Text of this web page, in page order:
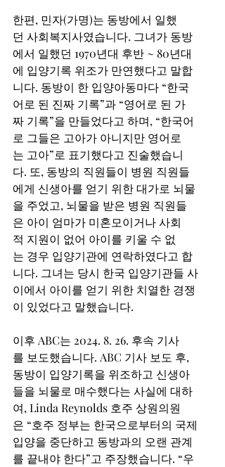
한편, 민자(가명)는 동방에서 일했
던 사회복지사였습니다. 그녀가 동방
에서 일했던 1970년대 후반 ~ 80년대
에 입양기록 위조가 만연했다고 말합
니다. 동방이 한 입양아동마다 “한국
어로 된 진짜 기록”과 “영어로 된 가
짜 기록”을 만들었다고 하며, “한국어
로 그들은 고아가 아니지만 영어로
는 고아”로 표기했다고 진술했습니
다. 또, 동방의 직원들이 병원 직원들
에게 신생아를 얻기 위한 대가로 뇌물
을 주었고, 뇌물을 받은 병원 직원들
은 아이 엄마가 미혼모이거나 사회
적 지원이 없어 아이를 키울 수 없
는 경우 입양기관에 연락하였다고 합
니다. 그녀는 당시 한국 입양기관들 사
이에서 아이를 얻기 위한 치열한 경쟁
이 있었다고 말했습니다.
이후 ABC는 2024. 8. 26. 후속 기사
를 보도했습니다. ABC 기사 보도 후,
동방이 입양기록을 위조하고 신생아
들을 뇌물로 매수했다는 사실에 대하
여, Linda Reynolds 호주 상원의원
은 “호주 정부는 한국으로부터의 국제
입양을 중단하고 동방과의 오랜 관계
를 끝내야 한다”고 주장했습니다. “우